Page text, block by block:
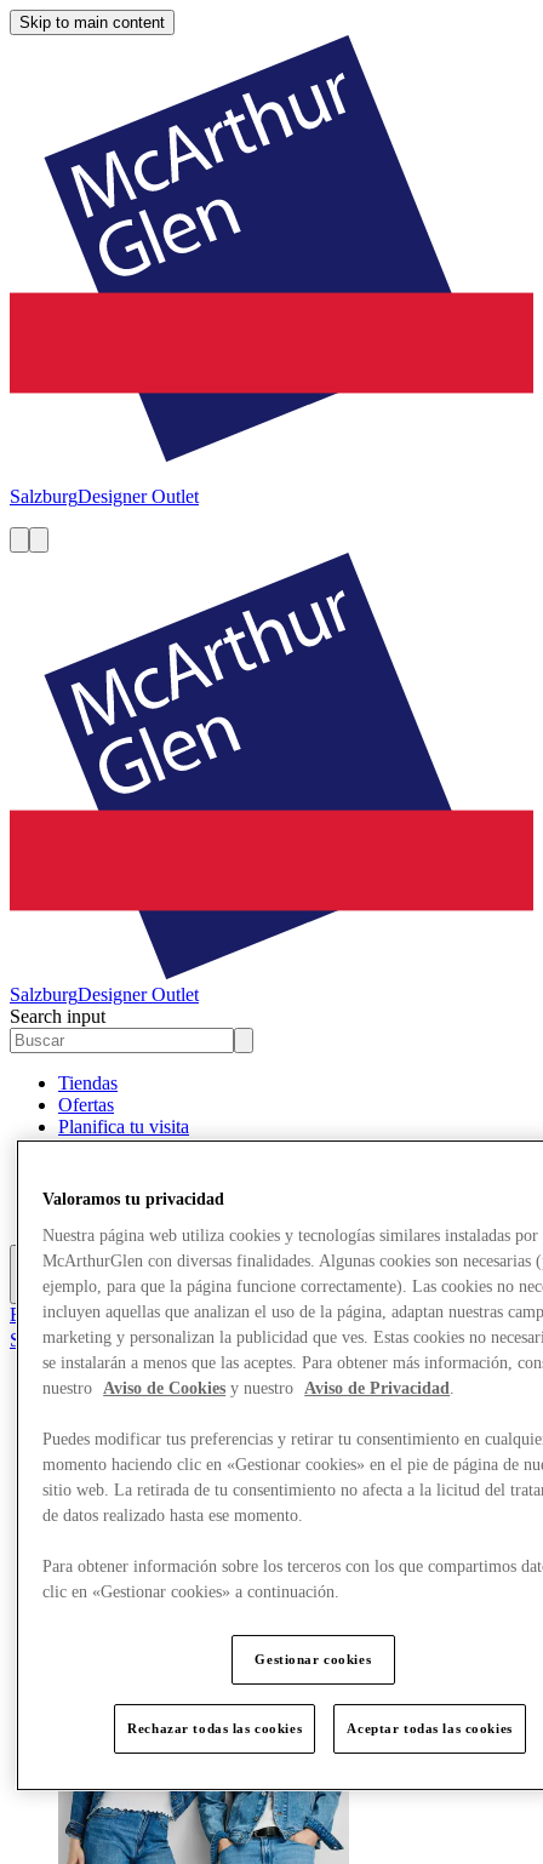
Skip to main content
SalzburgDesigner Outlet
SalzburgDesigner Outlet
Search input
Tiendas
Ofertas
Planifica tu visita
¿Qué pasa?
Tarjetas regalo
Más
El Club
Salvado
es
Tiendas
Planifica tu visita
¿Qué pasa?
Comer y beber
Tarjetas regalo
Más
Valoramos tu privacidad
Nuestra página web utiliza cookies y tecnologías similares instaladas por
McArthurGlen con diversas finalidades. Algunas cookies son necesarias
ejemplo, para que la página funcione correctamente). Las cookies no
incluyen aquellas que analizan el uso de la página, adaptan nuestras
marketing y personalizan la publicidad que ves. Estas cookies no
se instalarán a menos que las aceptes. Para obtener más información,
nuestro
Aviso de Cookies y nuestro Aviso de Privacidad
Puedes modificar tus preferencias y retirar tu consentimiento en
momento haciendo clic en «Gestionar cookies» en el pie de página de
sitio web. La retirada de tu consentimiento no afecta a la licitud del
de datos realizado hasta ese momento.
Para obtener información sobre los terceros con los que compartimos
clic en «Gestionar cookies» a continuación.
Gestionar cookies
Rechazar todas las cookies Aceptar todas las cookies